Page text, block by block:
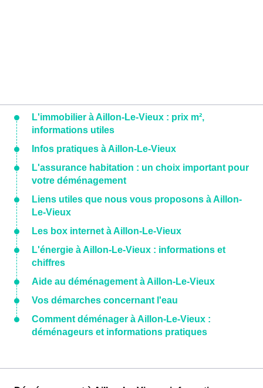
L'immobilier à Aillon-Le-Vieux : prix m²,
informations utiles
Infos pratiques à Aillon-Le-Vieux
L'assurance habitation : un choix important pour
votre déménagement
Liens utiles que nous vous proposons à Aillon-
Le-Vieux
Les box internet à Aillon-Le-Vieux
L'énergie à Aillon-Le-Vieux : informations et
chiffres
Aide au déménagement à Aillon-Le-Vieux
Vos démarches concernant l'eau
Comment déménager à Aillon-Le-Vieux :
déménageurs et informations pratiques